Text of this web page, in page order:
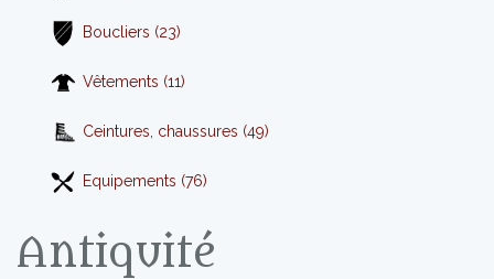
Boucliers (23)
Vêtements (11)
Ceintures, chaussures (49)
Equipements (76)
Antiquité